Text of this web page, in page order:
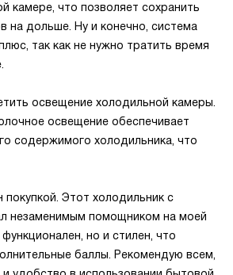
камере, что позволяет сохранить
на дольше. Ну и конечно, система
так как не нужно тратить время
освещение холодильной камеры.
освещение обеспечивает
содержимого холодильника, что
Этот холодильник с
незаменимым помощником на моей
но и стилен, что
баллы. Рекомендую всем,